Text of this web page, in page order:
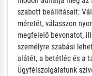
szabott beállításait:
méretét, válasszon
megfelelő bevonatot,
személyre szabási
alátét, a betétléc és a
Ügyfélszolgálatunk